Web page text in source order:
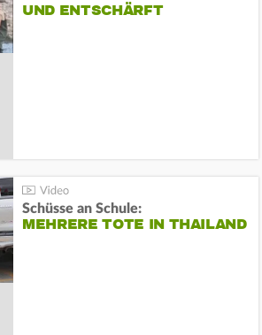
UND ENTSCHÄRFT
Schüsse an Schule:
MEHRERE TOTE IN THAILAND